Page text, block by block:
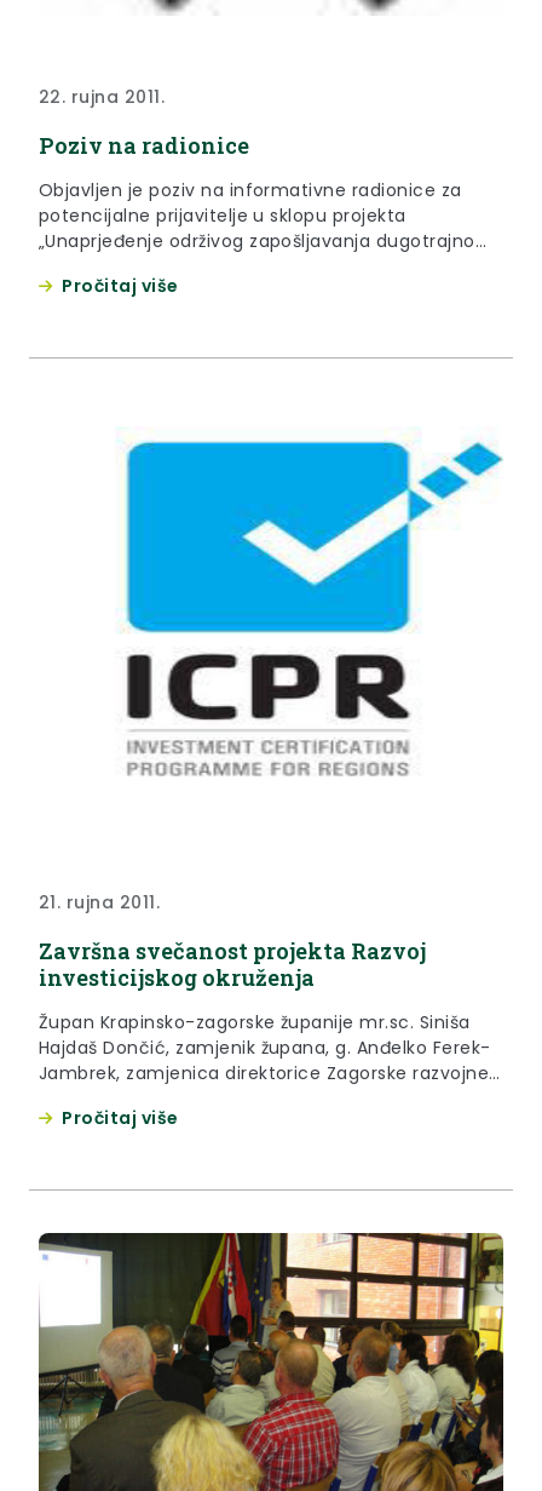
22. rujna 2011.
Poziv na radionice
Objavljen je poziv na informativne radionice za
potencijalne prijavitelje u sklopu projekta
„Unaprjeđenje održivog zapošljavanja dugotrajno
projekta „Unaprjeđenje održivog zapošljavanja
Detaljne informacije...
Pročitaj više
21. rujna 2011.
Završna svečanost projekta Razvoj
investicijskog okruženja
Župan Krapinsko-zagorske županije mr.sc. Siniša
Hajdaš Dončić, zamjenik župana, g. Anđelko Ferek-
Jambrek, zamjenica direktorice Zagorske razvojne
županijskih projektnih timova, primit će u
Svečanosti će nazočiti i veleposlanik Europske unije
u Republici Hrvatskoj, Nj.E. Paul Vandoren.
Pročitaj više